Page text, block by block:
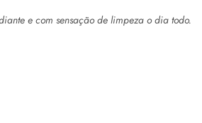
e com sensação de limpeza o dia todo.